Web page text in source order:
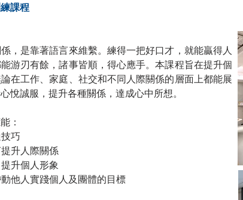
課程
，是靠著語言來維繫。練得一把好口才，就能贏得人
游刃有餘，諸事皆順，得心應手。本課程旨在提升個
在工作、家庭、社交和不同人際關係的層面上都能展
悅誠服，提升各種關係，達成心中所想。
：
巧
升人際關係
升個人形象
他人實踐個人及團體的目標